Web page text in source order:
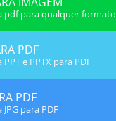
pdf para qualquer
PDF
e PPTX para PDF
PDF
para PDF